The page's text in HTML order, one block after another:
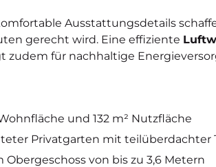
Ausstattungsdetails
gerecht wird. Eine effiziente
zudem für nachhaltige
und 132 m² Nutzfläche
Privatgarten mit teilüberdachter
von bis zu 3,6 Metern